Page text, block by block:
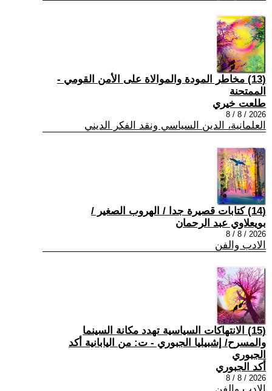
(13) مخاطر المودة والموالاة على الأمن القومي -
الممتحنة
طلعت خيري
2026 / 8 / 8
العلمانية، الدين السياسي ونقد الفكر الديني
(14) كتابات قصيرة جدا / الهروب الصغير /
بويعلاوي عبد الرحمان
2026 / 8 / 8
الادب والفن
(15) الانتهاكات السياسية تهدد مكانة السينما
والمسرح/ إشبيليا الجبوري - ت: من اليابانية أكد
الجبوري
أكد الجبوري
2026 / 8 / 8